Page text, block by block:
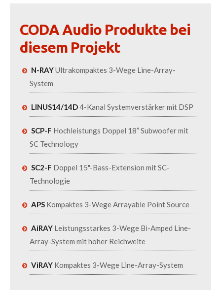
CODA Audio Produkte bei
diesem Projekt
N-RAYUltrakompaktes 3-Wege Line-Array-
System
LINUS14/14D4-Kanal Systemverstärker mit DSP
SCP-F Hochleistungs Doppel 18” Subwoofer mit
SC Technology
SC2-F Doppel 15"-Bass-Extension mit SC-
Technologie
APS Kompaktes 3-Wege Arrayable Point Source
AiRAY Leistungsstarkes 3-Wege Bi-Amped Line-
Array-System mit hoher Reichweite
ViRAY Kompaktes 3-Wege Line-Array-System